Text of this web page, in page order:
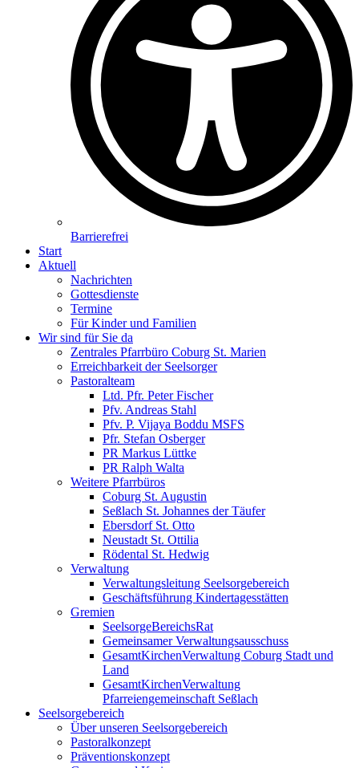
Barrierefrei
Start
Aktuell
Nachrichten
Gottesdienste
Termine
Für Kinder und Familien
Wir sind für Sie da
Zentrales Pfarrbüro Coburg St. Marien
Erreichbarkeit der Seelsorger
Pastoralteam
Ltd. Pfr. Peter Fischer
Pfv. Andreas Stahl
Pfv. P. Vijaya Boddu MSFS
Pfr. Stefan Osberger
PR Markus Lüttke
PR Ralph Walta
Weitere Pfarrbüros
Coburg St. Augustin
Seßlach St. Johannes der Täufer
Ebersdorf St. Otto
Neustadt St. Ottilia
Rödental St. Hedwig
Verwaltung
Verwaltungsleitung Seelsorgebereich
Geschäftsführung Kindertagesstätten
Gremien
SeelsorgeBereichsRat
Gemeinsamer Verwaltungsausschuss
GesamtKirchenVerwaltung Coburg Stadt und
Land
GesamtKirchenVerwaltung
Pfarreiengemeinschaft Seßlach
Seelsorgebereich
Über unseren Seelsorgebereich
Pastoralkonzept
Präventionskonzept